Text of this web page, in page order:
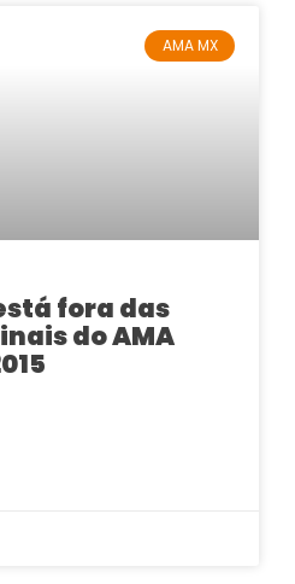
AMA MX
fora das
do AMA